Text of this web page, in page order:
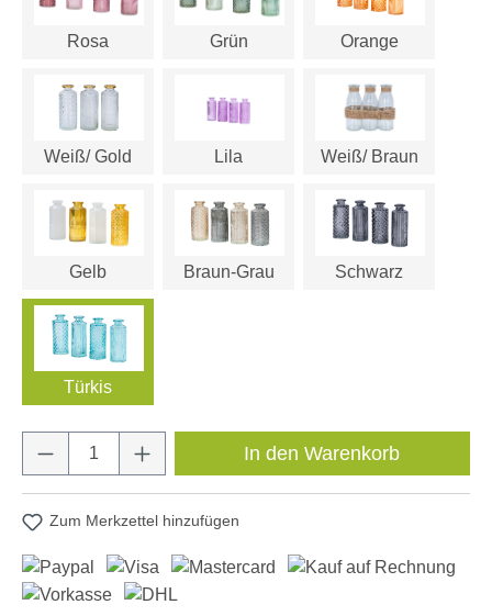
Rosa Grün Orange
Weiß/ Gold Lila Weiß/ Braun
Gelb Braun-Grau Schwarz
Türkis
Produkt Anzahl: Gib den gewünschten
In den Warenkorb
Zum Merkzettel hinzufügen